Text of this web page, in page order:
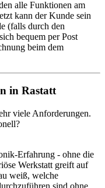
alle Funktionen am
kann der Kunde sein
(falls durch den
bequem per Post
beim dem
in Rastatt
viele Anforderungen.
Erfahrung - ohne die
Werkstatt greift auf
weiß, welche
sind ohne